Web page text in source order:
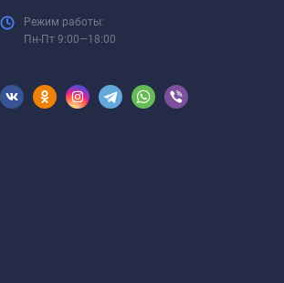
Режим работы:
Пн-Пт 9:00—18:00